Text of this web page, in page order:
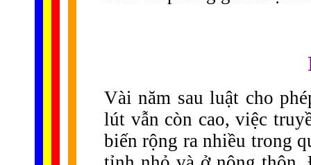
Vài năm sau luật cho
lút vẫn còn cao, việc
biến rộng ra nhiều trong